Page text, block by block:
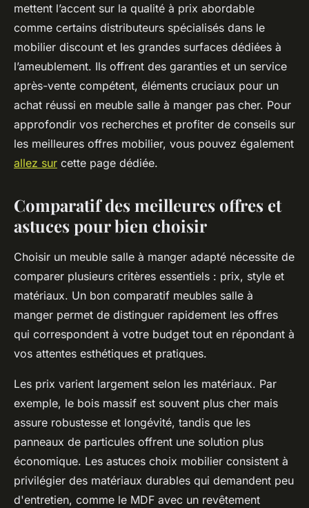
mettent l’accent sur la qualité à prix abordable
comme certains distributeurs spécialisés dans le
mobilier discount et les grandes surfaces dédiées à
l’ameublement. Ils offrent des garanties et un service
après-vente compétent, éléments cruciaux pour un
achat réussi en meuble salle à manger pas cher. Pour
approfondir vos recherches et profiter de conseils sur
les meilleures offres mobilier, vous pouvez également
allez sur cette page dédiée.
Comparatif des meilleures offres et
astuces pour bien choisir
Choisir un meuble salle à manger adapté nécessite de
comparer plusieurs critères essentiels : prix, style et
matériaux. Un bon comparatif meubles salle à
manger permet de distinguer rapidement les offres
qui correspondent à votre budget tout en répondant à
vos attentes esthétiques et pratiques.
Les prix varient largement selon les matériaux. Par
exemple, le bois massif est souvent plus cher mais
assure robustesse et longévité, tandis que les
panneaux de particules offrent une solution plus
économique. Les astuces choix mobilier consistent à
privilégier des matériaux durables qui demandent peu
d'entretien, comme le MDF avec un revêtement